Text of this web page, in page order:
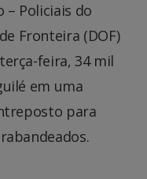
– Policiais do
Fronteira (DOF)
feira, 34 mil
em uma
para